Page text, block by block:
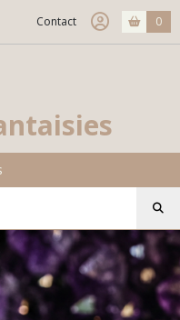
Contact 0